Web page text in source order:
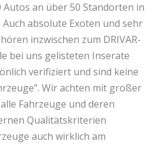
Autos an über 50 Standorten in
absolute Exoten und sehr
inzwischen zum DRIVAR-
bei uns gelisteten Inserate
verifiziert und sind keine
Wir achten mit großer
Fahrzeuge und deren
Qualitätskriterien
auch wirklich am